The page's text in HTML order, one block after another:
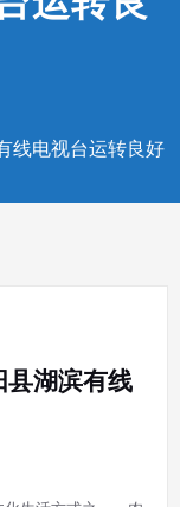
线电视台运转良好
湖滨有线